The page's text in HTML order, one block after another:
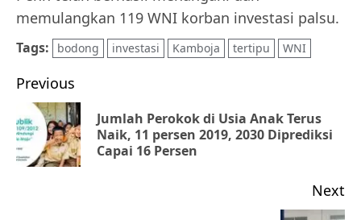
memulangkan 119 WNI korban investasi palsu.
Tags: bodong investasi Kamboja tertipu WNI
Post
navigation
Previous
Jumlah Perokok di Usia Anak Terus
Naik, 11 persen 2019, 2030 Diprediksi
Capai 16 Persen
Next